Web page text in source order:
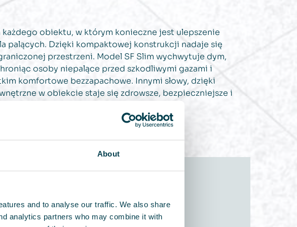
About
and to analyse our traffic. We also share
analytics partners who may combine it with
każdego obiektu, w którym konieczne jest ulepszenie
palących. Dzięki kompaktowej konstrukcji nadaje się
przestrzeni. Model SF Slim wychwytuje dym,
osoby niepalące przed szkodliwymi gazami i
komfortowe bezzapachowe. Innymi słowy, dzięki
w obiekcie staje się zdrowsze, bezpieczniejsze i